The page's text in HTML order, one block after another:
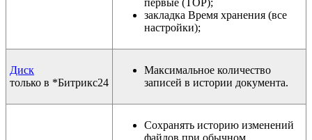
первые (TOP);
закладка Время хранения (все
настройки);
Диск
только в *Битрикс24
Максимальное количество
записей в истории документа.
Сохранять историю изменений